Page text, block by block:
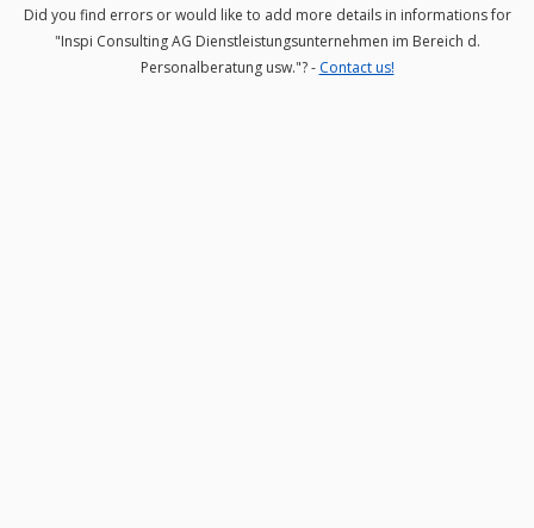
Did you find errors or would like to add more details in informations for
"Inspi Consulting AG Dienstleistungsunternehmen im Bereich d.
Personalberatung usw."? - Contact us!